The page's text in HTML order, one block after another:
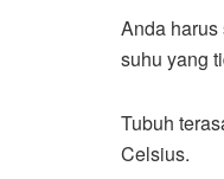
Anda
suhu yang
Tubuh
Celsius.